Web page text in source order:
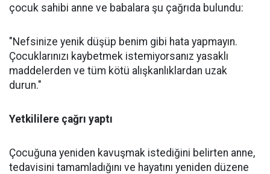
çocuk sahibi anne ve babalara şu çağrıda bulundu:
"Nefsinize yenik düşüp benim gibi hata yapmayın.
Çocuklarınızı kaybetmek istemiyorsanız yasaklı
maddelerden ve tüm kötü alışkanlıklardan uzak
durun."
Yetkililere çağrı yaptı
Çocuğuna yeniden kavuşmak istediğini belirten anne,
tedavisini tamamladığını ve hayatını yeniden düzene